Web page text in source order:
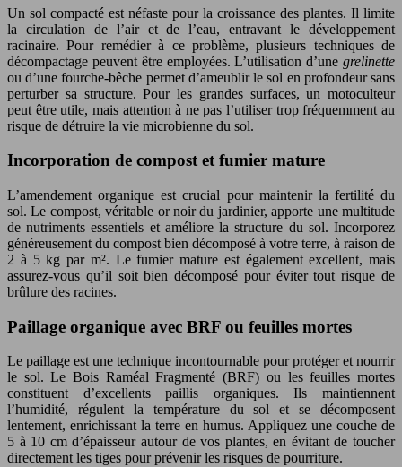
Un sol compacté est néfaste pour la croissance des plantes. Il limite
la circulation de l’air et de l’eau, entravant le développement
racinaire. Pour remédier à ce problème, plusieurs techniques de
décompactage peuvent être employées. L’utilisation d’une grelinette
ou d’une fourche-bêche permet d’ameublir le sol en profondeur sans
perturber sa structure. Pour les grandes surfaces, un motoculteur
peut être utile, mais attention à ne pas l’utiliser trop fréquemment au
risque de détruire la vie microbienne du sol.
Incorporation de compost et fumier mature
L’amendement organique est crucial pour maintenir la fertilité du
sol. Le compost, véritable or noir du jardinier, apporte une multitude
de nutriments essentiels et améliore la structure du sol. Incorporez
généreusement du compost bien décomposé à votre terre, à raison de
2 à 5 kg par m². Le fumier mature est également excellent, mais
assurez-vous qu’il soit bien décomposé pour éviter tout risque de
brûlure des racines.
Paillage organique avec BRF ou feuilles mortes
Le paillage est une technique incontournable pour protéger et nourrir
le sol. Le Bois Raméal Fragmenté (BRF) ou les feuilles mortes
constituent d’excellents paillis organiques. Ils maintiennent
l’humidité, régulent la température du sol et se décomposent
lentement, enrichissant la terre en humus. Appliquez une couche de
5 à 10 cm d’épaisseur autour de vos plantes, en évitant de toucher
directement les tiges pour prévenir les risques de pourriture.